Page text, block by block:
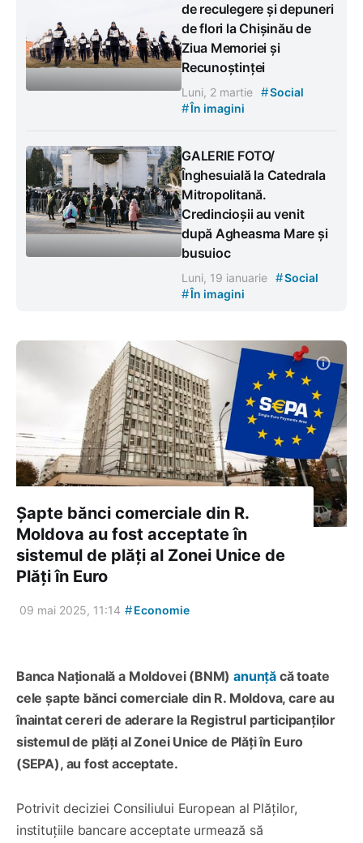
de reculegere și depuneri
de flori la Chișinău de
Ziua Memoriei și
Recunoștinței
Luni, 2 martie #Social
#În imagini
GALERIE FOTO/
Înghesuială la Catedrala
Mitropolitană.
Credincioșii au venit
după Agheasma Mare și
busuioc
Luni, 19 ianuarie #Social
#În imagini
Șapte bănci comerciale din R.
Moldova au fost acceptate în
sistemul de plăți al Zonei Unice de
Plăți în Euro
09 mai 2025, 11:14 #Economie
Banca Națională a Moldovei (BNM)anunțăcă toate
cele șapte bănci comerciale din R. Moldova, care au
înaintat cereri de aderare la Registrul participanților
sistemul de plăți al Zonei Unice de Plăți în Euro
(SEPA), au fost acceptate.
Potrivit deciziei Consiliului European al Plăților,
instituțiile bancare acceptate urmează să